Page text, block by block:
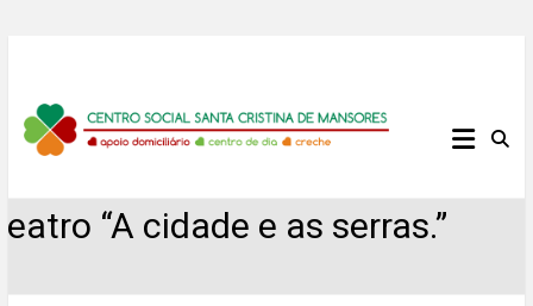
content
Centro
Santa
Cristina
“A cidade e as serras.”